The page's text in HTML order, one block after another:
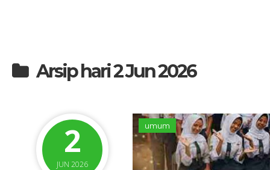
Arsip hari 2 Jun 2026
2
JUN 2026
umum